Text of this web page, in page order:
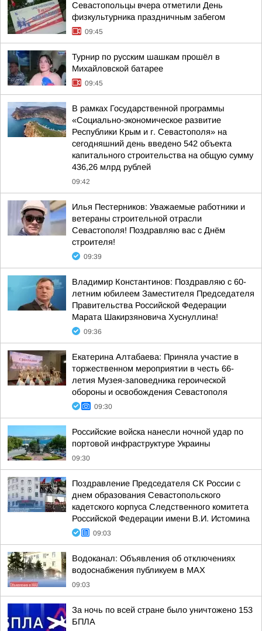
Севастопольцы вчера отметили День
физкультурника праздничным забегом
09:45
Турнир по русским шашкам прошёл в
Михайловской батарее
09:45
В рамках Государственной программы
«Социально-экономическое развитие
Республики Крым и г. Севастополя» на
сегодняшний день введено 542 объекта
капитального строительства на общую сумму
436,26 млрд рублей
09:42
Илья Пестерников: Уважаемые работники и
ветераны строительной отрасли
Севастополя! Поздравляю вас с Днём
строителя!
09:39
Владимир Константинов: Поздравляю с 60-
летним юбилеем Заместителя Председателя
Правительства Российской Федерации
Марата Шакирзяновича Хуснуллина!
09:36
Екатерина Алтабаева: Приняла участие в
торжественном мероприятии в честь 66-
летия Музея-заповедника героической
обороны и освобождения Севастополя
09:30
Российские войска нанесли ночной удар по
портовой инфраструктуре Украины
09:30
Поздравление Председателя СК России с
днем образования Севастопольского
кадетского корпуса Следственного комитета
Российской Федерации имени В.И. Истомина
09:03
Водоканал: Объявления об отключениях
водоснабжения публикуем в MAX
09:03
За ночь по всей стране было уничтожено 153
БПЛА